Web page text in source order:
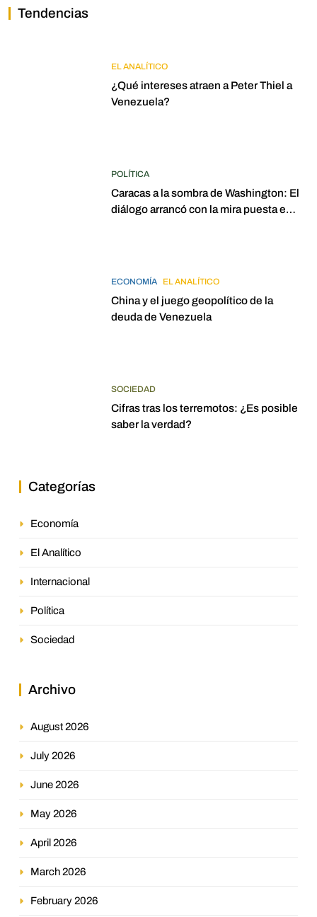
Tendencias
EL ANALÍTICO
¿Qué intereses atraen a Peter Thiel a
Venezuela?
POLÍTICA
Caracas a la sombra de Washington: El
diálogo arrancó con la mira puesta en
ECONOMÍA EL ANALÍTICO
China y el juego geopolítico de la
deuda de Venezuela
SOCIEDAD
Cifras tras los terremotos: ¿Es posible
saber la verdad?
Categorías
Economía
El Analítico
Internacional
Política
Sociedad
Archivo
August 2026
July 2026
June 2026
May 2026
April 2026
March 2026
February 2026